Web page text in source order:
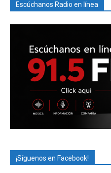
Escúchanos Radio en línea
¡Síguenos en Facebook!